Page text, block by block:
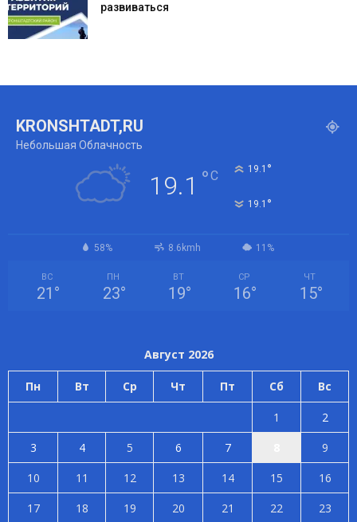
развиваться
KRONSHTADT,RU
Небольшая Облачность
19.1 °C 19.1 °
19.1 °
58% 8.6kmh 11%
ВС
21 °
ПН
23°
ВТ
19°
СР
16°
ЧТ
15°
Август 2026
Пн Вт Ср Чт Пт Сб Вс
1
2
3
4 5 6 7
9
10
11 12 13 14 15
16
17
18 19 20 21 22 23